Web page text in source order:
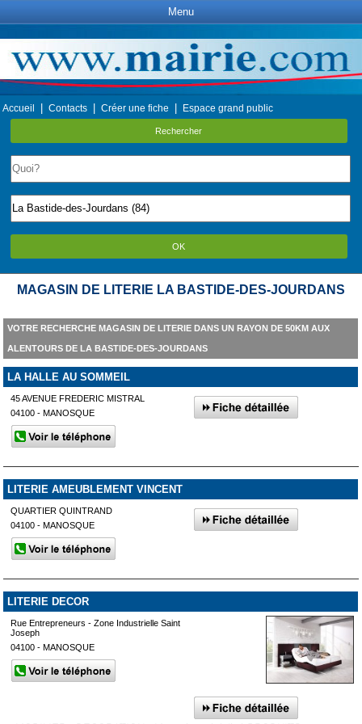
Menu
Accueil Contacts Créer une fiche Espace grand public
Rechercher
OK
MAGASIN DE LITERIE LA BASTIDE-DES-JOURDANS
VOTRE RECHERCHE MAGASIN DE LITERIE DANS UN RAYON DE 50KM AUX
ALENTOURS DE LA BASTIDE-DES-JOURDANS
LA HALLE AU SOMMEIL
45 AVENUE FREDERIC MISTRAL
04100 - MANOSQUE
LITERIE AMEUBLEMENT VINCENT
QUARTIER QUINTRAND
04100 - MANOSQUE
LITERIE DECOR
Rue Entrepreneurs - Zone Industrielle Saint
Joseph
04100 - MANOSQUE